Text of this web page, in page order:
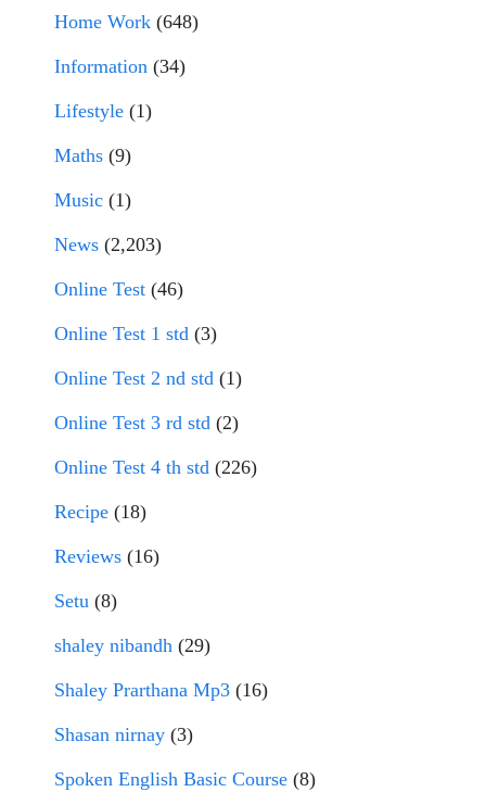
Home Work (648)
Information (34)
Lifestyle (1)
Maths (9)
Music (1)
News (2,203)
Online Test (46)
Online Test 1 std (3)
Online Test 2 nd std (1)
Online Test 3 rd std (2)
Online Test 4 th std (226)
Recipe (18)
Reviews (16)
Setu (8)
shaley nibandh (29)
Shaley Prarthana Mp3 (16)
Shasan nirnay (3)
Spoken English Basic Course (8)